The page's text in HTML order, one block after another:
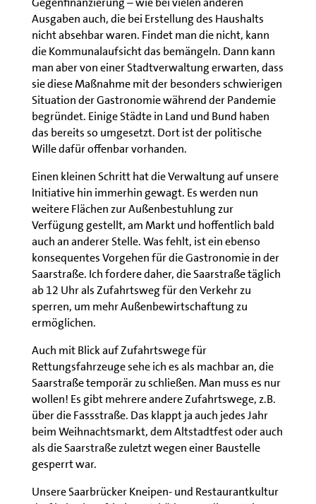
Ausgaben auch, die bei Erstellung des Haushalts
nicht absehbar waren. Findet man die nicht, kann
die Kommunalaufsicht das bemängeln. Dann kann
man aber von einer Stadtverwaltung erwarten, dass
sie diese Maßnahme mit der besonders schwierigen
Situation der Gastronomie während der Pandemie
begründet. Einige Städte in Land und Bund haben
das bereits so umgesetzt. Dort ist der politische
Wille dafür offenbar vorhanden.
Einen kleinen Schritt hat die Verwaltung auf unsere
Initiative hin immerhin gewagt. Es werden nun
weitere Flächen zur Außenbestuhlung zur
Verfügung gestellt, am Markt und hoffentlich bald
auch an anderer Stelle. Was fehlt, ist ein ebenso
konsequentes Vorgehen für die Gastronomie in der
Saarstraße. Ich fordere daher, die Saarstraße täglich
ab 12 Uhr als Zufahrtsweg für den Verkehr zu
sperren, um mehr Außenbewirtschaftung zu
ermöglichen.
Auch mit Blick auf Zufahrtswege für
Rettungsfahrzeuge sehe ich es als machbar an, die
Saarstraße temporär zu schließen. Man muss es nur
wollen! Es gibt mehrere andere Zufahrtswege, z.B.
über die Fassstraße. Das klappt ja auch jedes Jahr
beim Weihnachtsmarkt, dem Altstadtfest oder auch
als die Saarstraße zuletzt wegen einer Baustelle
gesperrt war.
Unsere Saarbrücker Kneipen- und Restaurantkultur